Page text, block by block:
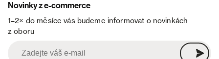
Novinky z e-commerce
1–2× do měsíce vás budeme informovat o novinkách
z oboru